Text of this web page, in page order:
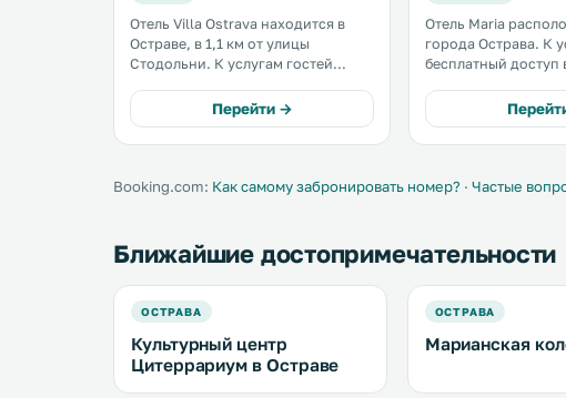
Отель Villa Ostrava находится в
Остраве, в 1,1 км от улицы
Стодольни. К услугам гостей
частная парковка. В некоторых
номерах обустроена гостиная
зона. В распоряжении гостей
Перейти →
Отель Maria
города Острава. К услугам гостей
бесплатный доступ
подключено
телевидение. Просторные номера
отеля Maria
Booking.com: Как самому забронировать номер? · Частые
Ближайшие достопримечательности
ОСТРАВА
Культурный центр
Цитеррариум в Остраве
ОСТРАВА
Марианская